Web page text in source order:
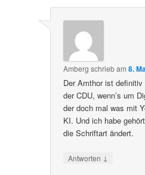
Amberg schriebam8.
Der Amthor ist
der CDU, wenn’s um
der doch mal was mit
KI. Und ich habe
die Schriftart ändert.
Antworten ↓